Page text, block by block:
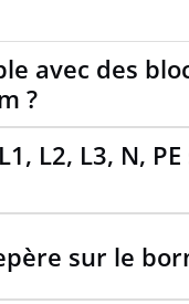
avec des
?
L2, L3, N,
sur le